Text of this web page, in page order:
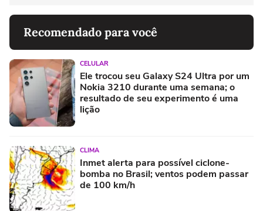
Recomendado para você
CELULAR
Ele trocou seu Galaxy S24 Ultra por um
Nokia 3210 durante uma semana; o
resultado de seu experimento é uma
lição
CLIMA
Inmet alerta para possível ciclone-
bomba no Brasil; ventos podem passar
de 100 km/h